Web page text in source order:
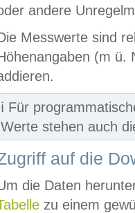
andere
Messwerte sind
(m ü.
ℹ️ Für
Werte stehen auch
auf die
die Daten
zu einem